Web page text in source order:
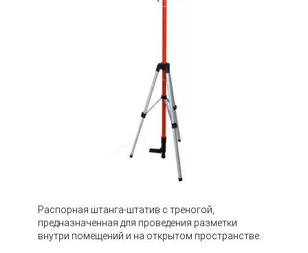
Распорная штанга-штатив с треногой,
предназначенная для проведения разметки
внутри помещений и на открытом пространстве.